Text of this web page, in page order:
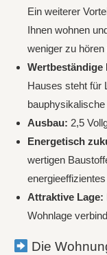
Ein weiterer
Ihnen wohnen
weniger zu hören
Wertbeständige
Hauses steht für
Ausbau: 2,5
Energetisch
wertigen
Attraktive Lage:
Wohnlage
Die